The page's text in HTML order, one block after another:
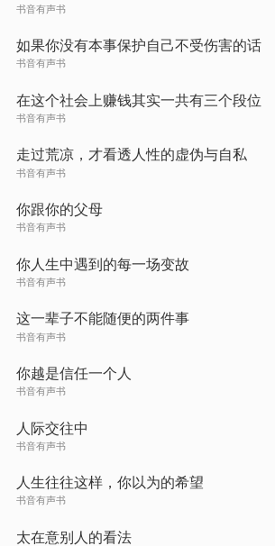
书音有声书
如果你没有本事保护自己不受伤害的话
书音有声书
在这个社会上赚钱其实一共有三个段位
书音有声书
走过荒凉，才看透人性的虚伪与自私
书音有声书
你跟你的父母
书音有声书
你人生中遇到的每一场变故
书音有声书
这一辈子不能随便的两件事
书音有声书
你越是信任一个人
书音有声书
人际交往中
书音有声书
人生往往这样，你以为的希望
书音有声书
太在意别人的看法